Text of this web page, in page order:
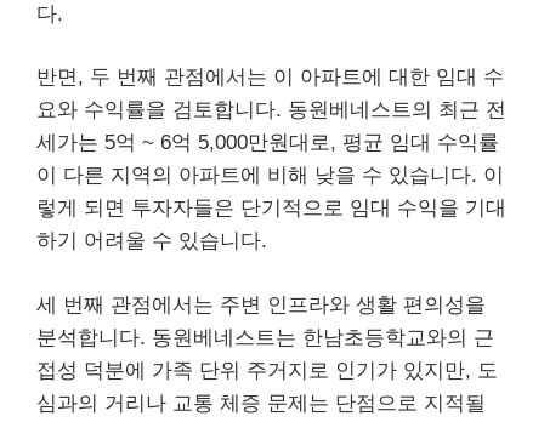
다.
반면, 두 번째 관점에서는 이 아파트에 대한 임대 수
요와 수익률을 검토합니다. 동원베네스트의 최근 전
세가는 5억 ~ 6억 5,000만원대로, 평균 임대 수익률
이 다른 지역의 아파트에 비해 낮을 수 있습니다. 이
렇게 되면 투자자들은 단기적으로 임대 수익을 기대
하기 어려울 수 있습니다.
세 번째 관점에서는 주변 인프라와 생활 편의성을
분석합니다. 동원베네스트는 한남초등학교와의 근
접성 덕분에 가족 단위 주거지로 인기가 있지만, 도
심과의 거리나 교통 체증 문제는 단점으로 지적될